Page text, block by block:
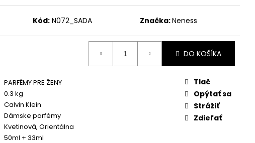
Kód: N072_SADA Značka:Neness
DO KOŠÍKA
PARFÉMY PRE ŽENY
0.3 kg
Calvin Klein
Dámske parfémy
Kvetinová, Orientálna
50ml + 33ml
Tlač
Opýtať sa
Strážiť
Zdieľať